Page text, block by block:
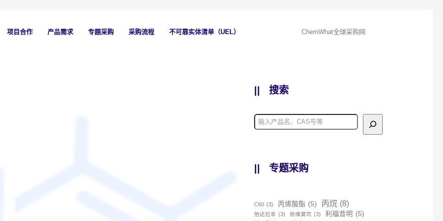
ChemWhat全球采购网
项目合作 产品需求 专题采购 采购流程 不可靠实体清单（UEL）
搜索
专题采购
C60 (3) 丙烯酸酯 (5) 丙烷 (8)
他达拉非 (3) 依维莫司 (3) 利福昔明 (5)